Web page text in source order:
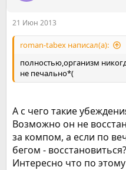
21 Июн 2013
roman-tabex написал(а):
полностью,организм
не печально*(
А с чего такие
Возможно он не
за компом, а если по
бегом - восстановиться?
Интересно что по